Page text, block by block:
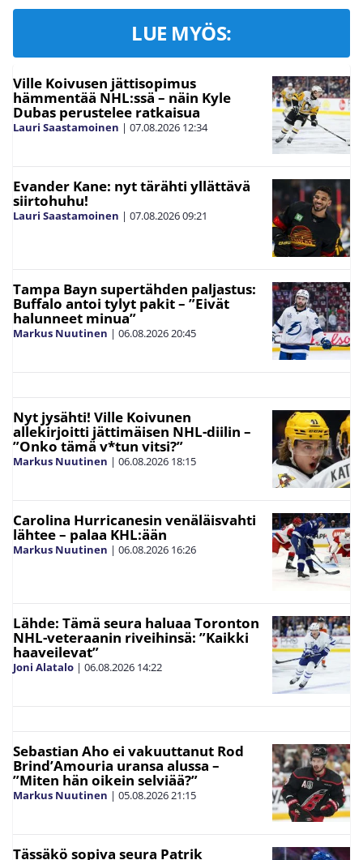
LUE MYÖS:
Ville Koivusen jättisopimus
hämmentää NHL:ssä – näin Kyle
Dubas perustelee ratkaisua
Lauri Saastamoinen | 07.08.2026 12:34
Evander Kane: nyt tärähti yllättävä
siirtohuhu!
Lauri Saastamoinen | 07.08.202609:21
Tampa Bayn supertähden paljastus:
Buffalo antoi tylyt pakit – ”Eivät
halunneet minua”
Markus Nuutinen | 06.08.202620:45
Nyt jysähti! Ville Koivunen
allekirjoitti jättimäisen NHL-diilin –
”Onko tämä v*tun vitsi?”
Markus Nuutinen | 06.08.2026 18:15
Carolina Hurricanesin venäläisvahti
lähtee – palaa KHL:ään
Markus Nuutinen | 06.08.2026 16:26
Lähde: Tämä seura haluaa Toronton
NHL-veteraanin riveihinsä: ”Kaikki
haaveilevat”
Joni Alatalo | 06.08.2026 14:22
Sebastian Aho ei vakuuttanut Rod
Brind’Amouria uransa alussa –
”Miten hän oikein selviää?”
Markus Nuutinen | 05.08.202621:15
Tässäkö sopiva seura Patrik